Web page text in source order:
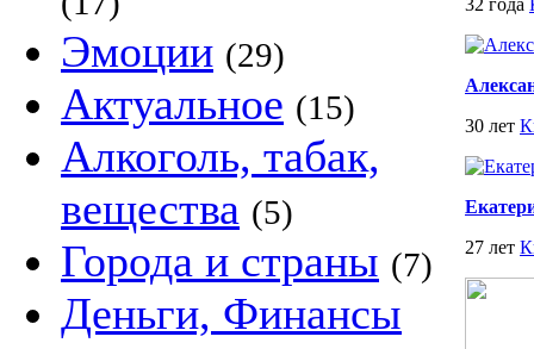
Эмоции (29)
Актуальное (15)
Алкоголь, табак,
вещества (5)
Города и страны (7)
Деньги, Финансы
32 года
30 лет
27 лет